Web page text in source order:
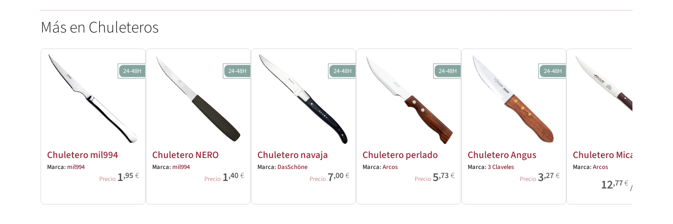
Más en Chuleteros
24-48H
Chuletero mil994
Marca: mil994
Precio 1,95€
24-48H
Chuletero NERO
Marca: mil994
Precio 1,40€
24-48H
Chuletero navaja
Marca: DasSchöne
Precio 7,00€
24-48H
Chuletero perlado
Marca:Arcos
Precio 5,73€
24-48H
Chuletero Angus
Marca:3 Claveles
Precio 3,27€
Chuletero Micarta
Marca:Arcos
12,77€/